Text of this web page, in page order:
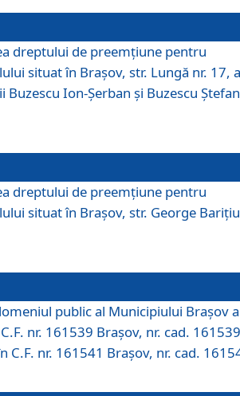
dreptului de preemţiune pentru
situat în Braşov, str. Lungă nr. 17,
Ion-Şerban și Buzescu
dreptului de preemţiune pentru
situat în Braşov, str. George
public al Municipiului Braşov a
nr. 161539 Brașov, nr. cad.
C.F. nr. 161541 Brașov, nr. cad.